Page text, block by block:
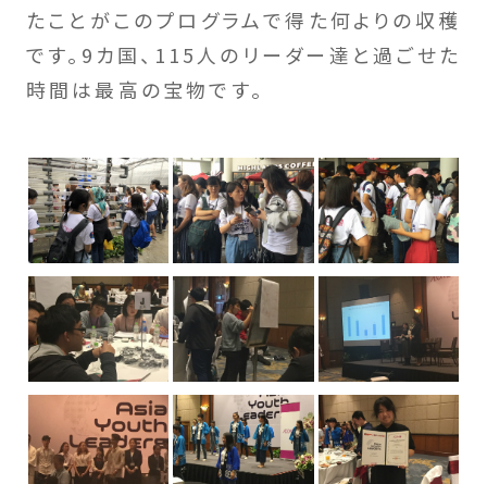
たことがこのプログラムで得た何よりの収穫
です。9カ国、115人のリーダー達と過ごせた
時間は最高の宝物です。